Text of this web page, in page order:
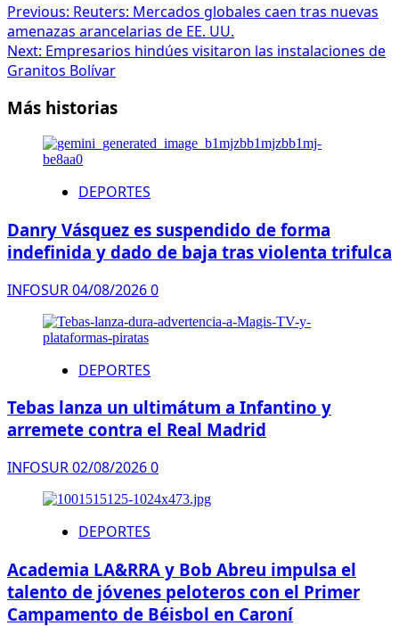
Previous: Reuters: Mercados globales caen tras nuevas
amenazas arancelarias de EE. UU.
Next: Empresarios hindúes visitaron las instalaciones de
Granitos Bolívar
Más historias
DEPORTES
Danry Vásquez es suspendido de forma
indefinida y dado de baja tras violenta trifulca
INFOSUR04/08/20260
DEPORTES
Tebas lanza un ultimátum a Infantino y
arremete contra el Real Madrid
INFOSUR02/08/20260
DEPORTES
Academia LA&RRA y Bob Abreu impulsa el
talento de jóvenes peloteros con el Primer
Campamento de Béisbol en Caroní